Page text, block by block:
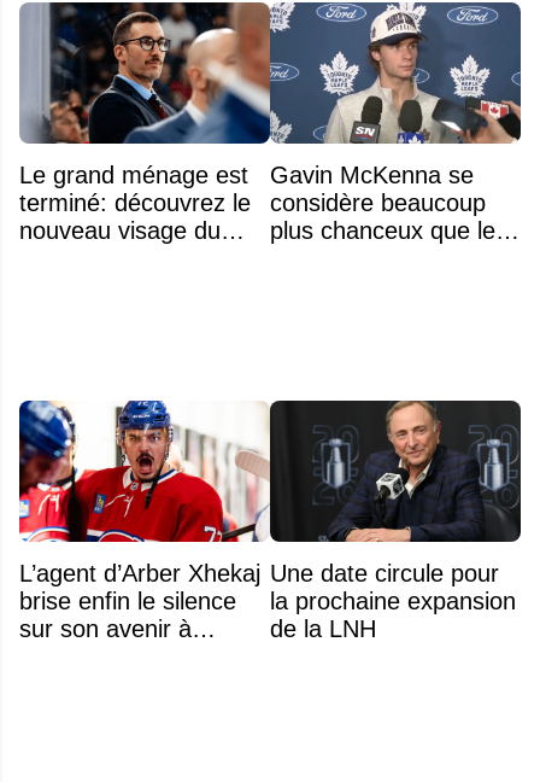
Le grand ménage est
terminé: découvrez le
nouveau visage du
Gavin McKenna se
considère beaucoup
plus chanceux que les
L’agent d’Arber Xhekaj
brise enfin le silence
sur son avenir à
Une date circule pour
la prochaine expansion
de la LNH